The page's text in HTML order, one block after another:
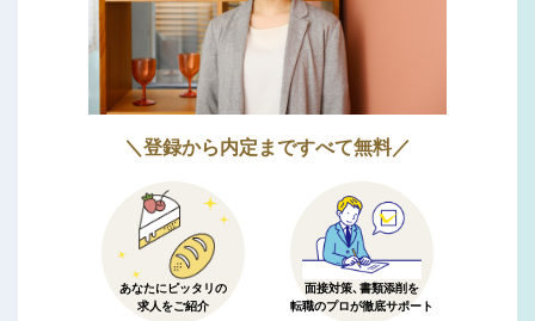
＼登録から内定まですべて無料／
あなたにピッタリの
求人をご紹介
面接対策、書類添削を
転職のプロが徹底サポート